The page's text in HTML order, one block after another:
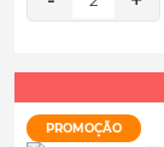
PROMOÇÃO